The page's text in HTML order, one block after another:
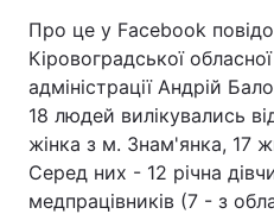
Про це у Facebook
Кіровоградської
адміністрації Андрій
18 людей вилікувались
жінка з м. Знам'янка, 17
Серед них - 12 річна
медпрацівників (7 - з